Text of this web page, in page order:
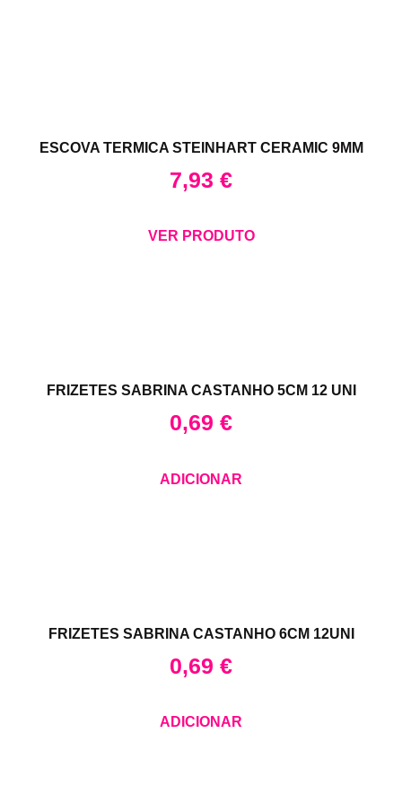
ESCOVA TERMICA STEINHART CERAMIC 9MM
7,93 €
VER PRODUTO
FRIZETES SABRINA CASTANHO 5CM 12 UNI
0,69 €
ADICIONAR
FRIZETES SABRINA CASTANHO 6CM 12UNI
0,69 €
ADICIONAR